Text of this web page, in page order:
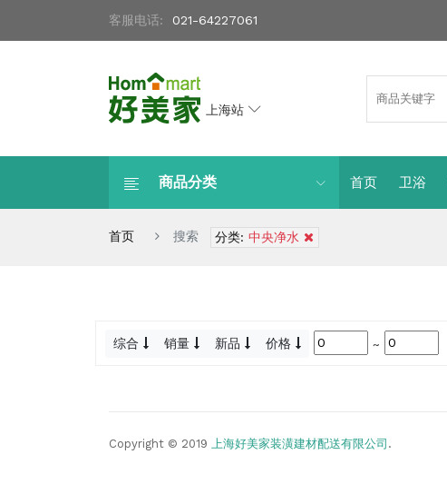
客服电话: 021-64227061
上海站
商品分类 首页 卫浴
首页 搜索 分类: 中央净水
综合 销量 新品 价格 ~
Copyright © 2019 上海好美家装潢建材配送有限公司 .